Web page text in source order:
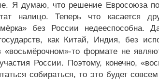
Я думаю, что решение Евросоюза
налицо. Теперь что касается
без России недееспособна.
как Китай, Индия, без
то формате не
России. Поэтому, конечно,
собираться, то это будет